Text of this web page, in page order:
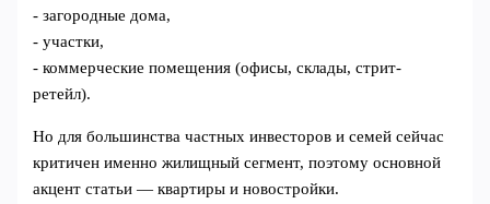
- загородные дома,
- участки,
- коммерческие помещения (офисы, склады, стрит-
ретейл).
Но для большинства частных инвесторов и семей сейчас
критичен именно жилищный сегмент, поэтому основной
акцент статьи — квартиры и новостройки.